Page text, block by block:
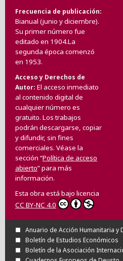
Frecuencia de publicación
Bianual (junio y diciembre).
Su primer número fue
editado en 1904.La
segunda época comenzó
en 1953.
Acceso y Derechos de
Autor El acceso inmediato
al contenido digital de
cualquier número es
gratuito. Los trabajos
podrán descargarse, copiar
y difundir, sin fines
comerciales. Véase la
sección “Política de acceso
abierto” para más
información.
Esta obra está bajo licencia
CC BY-NC 4.0
Anuario de Acción Humanitaria y
Boletín de Estudios Económicos
Boletín de la Asociación